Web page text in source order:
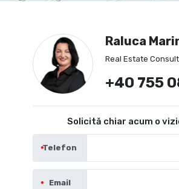
Raluca
Real Estate
+40 755
Solicită chiar acum o
Telefon
Email